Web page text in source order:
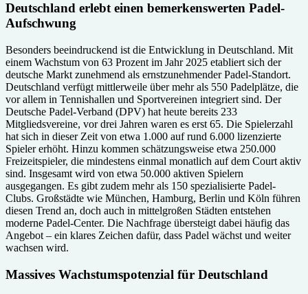
Deutschland erlebt einen bemerkenswerten Padel-
Aufschwung
Besonders beeindruckend ist die Entwicklung in Deutschland. Mit
einem Wachstum von 63 Prozent im Jahr 2025 etabliert sich der
deutsche Markt zunehmend als ernstzunehmender Padel-Standort.
Deutschland verfügt mittlerweile über mehr als 550 Padelplätze, die
vor allem in Tennishallen und Sportvereinen integriert sind. Der
Deutsche Padel-Verband (DPV) hat heute bereits 233
Mitgliedsvereine, vor drei Jahren waren es erst 65. Die Spielerzahl
hat sich in dieser Zeit von etwa 1.000 auf rund 6.000 lizenzierte
Spieler erhöht. Hinzu kommen schätzungsweise etwa 250.000
Freizeitspieler, die mindestens einmal monatlich auf dem Court aktiv
sind. Insgesamt wird von etwa 50.000 aktiven Spielern
ausgegangen. Es gibt zudem mehr als 150 spezialisierte Padel-
Clubs. Großstädte wie München, Hamburg, Berlin und Köln führen
diesen Trend an, doch auch in mittelgroßen Städten entstehen
moderne Padel-Center. Die Nachfrage übersteigt dabei häufig das
Angebot – ein klares Zeichen dafür, dass Padel wächst und weiter
wachsen wird.
Massives Wachstumspotenzial für Deutschland